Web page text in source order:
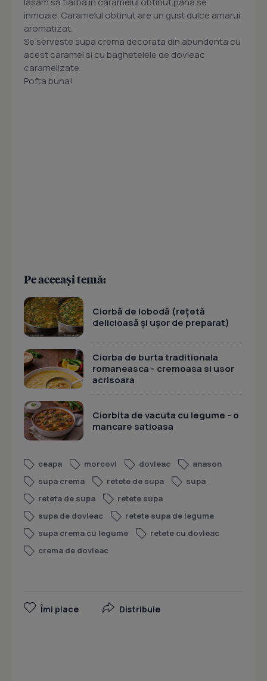
inmoaie. Caramelul obtinut are un gust dulce amarui,
aromatizat.
Se serveste supa crema decorata din abundenta cu
acest caramel si cu baghetelele de dovleac
caramelizate.
Pofta buna!
Pe aceeași temă:
Ciorbă de lobodă (rețetă
delicioasă și ușor de preparat)
Ciorba de burta traditionala
romaneasca - cremoasa si usor
acrisoara
Ciorbita de vacuta cu legume - o
mancare satioasa
ceapa morcovi dovleac
anason
supa crema
retete de supa
supa
reteta de supa
retete supa
supa de dovleac
retete supa de legume
supa crema cu legume
retete cu dovleac
crema de dovleac
Îmi place Distribuie